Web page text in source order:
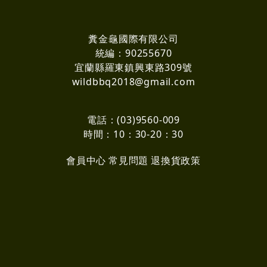
糞金龜國際有限公司
統編：90255670
宜蘭縣羅東鎮興東路309號
wildbbq2018@gmail.com
電話：(03)9560-009
時間：10：30-20：30
會員中心 常見問題 退換貨政策